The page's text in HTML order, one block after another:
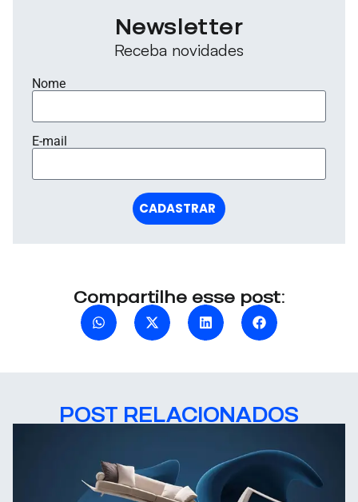
Newsletter
Receba novidades
Nome
E-mail
CADASTRAR
Compartilhe esse post:
POST RELACIONADOS